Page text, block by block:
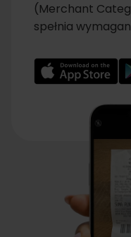
(Merchant
spełnia